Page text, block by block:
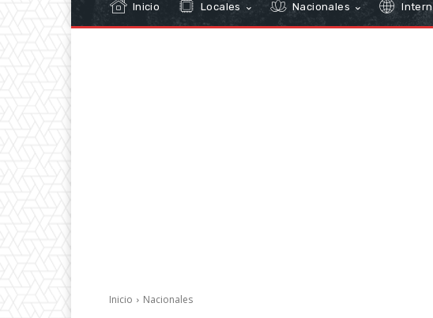
Inicio Locales Nacionales
Inicio Nacionales